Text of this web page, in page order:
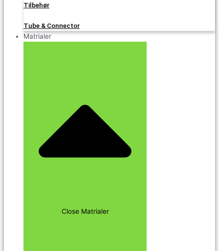
Tilbehør
Tube & Connector
Matrialer
Close Matrialer